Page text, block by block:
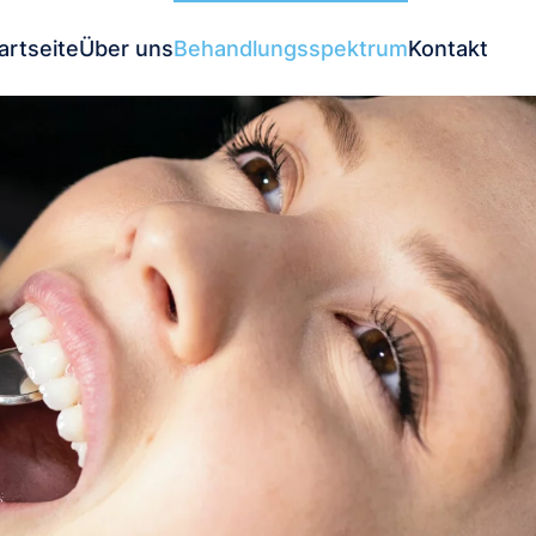
Über unsBehandlungsspektrumKontakt